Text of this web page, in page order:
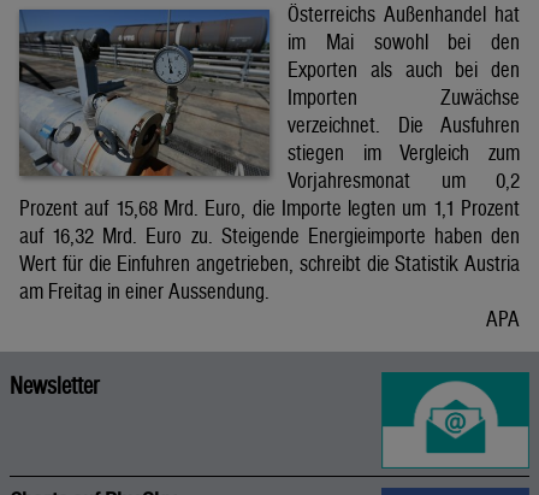
Österreichs Außenhandel hat
im Mai sowohl bei den
Exporten als auch bei den
Importen Zuwächse
verzeichnet. Die Ausfuhren
stiegen im Vergleich zum
Vorjahresmonat um 0,2
Prozent auf 15,68 Mrd. Euro, die Importe legten um 1,1 Prozent
auf 16,32 Mrd. Euro zu. Steigende Energieimporte haben den
Wert für die Einfuhren angetrieben, schreibt die Statistik Austria
am Freitag in einer Aussendung.
APA
Newsletter